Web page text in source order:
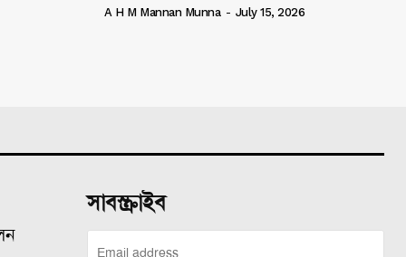
A H M Mannan Munna - July 15, 2026
সাবস্ক্রাইব